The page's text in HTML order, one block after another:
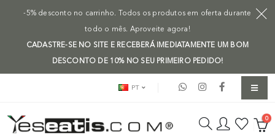
-5% desconto no carrinho. Todos os produtos em oferta durante
todo o mês. Aproveite agora!
CADASTRE-SE NO SITE E RECEBERÁ IMEDIATAMENTE UM BOM
DESCONTO DE 10% NO SEU PRIMEIRO PEDIDO!
PT
0